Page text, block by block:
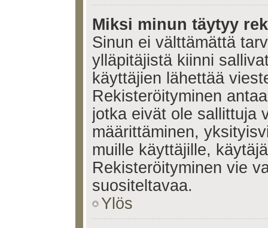
Miksi minun täytyy
Sinun ei välttämättä
ylläpitäjistä kiinni
käyttäjien lähettää
Rekisteröityminen
jotka eivät ole sallittuja
määrittäminen,
muille käyttäjille,
Rekisteröityminen vie
suositeltavaa.
Ylös